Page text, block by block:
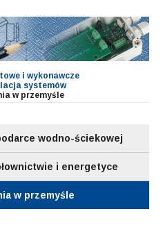
i wykonawcze
systemów
w przemyśle
wodno-ściekowej
i energetyce
w przemyśle